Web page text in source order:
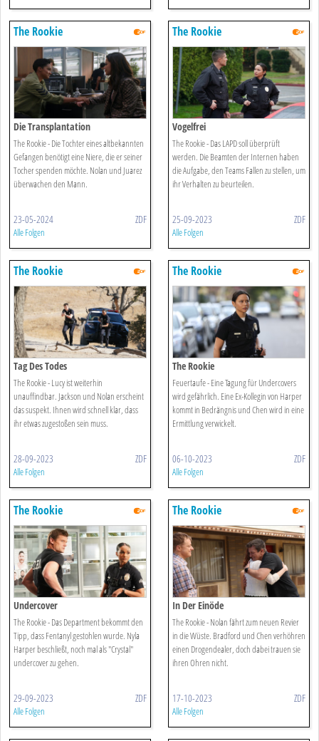
The Rookie
Die Transplantation
The Rookie - Die Tochter eines altbekannten
Gefangen benötigt eine Niere, die er seiner
Tocher spenden möchte. Nolan und Juarez
überwachen den Mann.
23-05-2024 ZDF
Alle Folgen
The Rookie
Vogelfrei
The Rookie - Das LAPD soll überprüft
werden. Die Beamten der Internen haben
die Aufgabe, den Teams Fallen zu stellen, um
ihr Verhalten zu beurteilen.
25-09-2023 ZDF
Alle Folgen
The Rookie
Tag Des Todes
The Rookie - Lucy ist weiterhin
unauffindbar. Jackson und Nolan erscheint
das suspekt. Ihnen wird schnell klar, dass
ihr etwas zugestoßen sein muss.
28-09-2023 ZDF
Alle Folgen
The Rookie
The Rookie
Feuertaufe - Eine Tagung für Undercovers
wird gefährlich. Eine Ex-Kollegin von Harper
kommt in Bedrängnis und Chen wird in eine
Ermittlung verwickelt.
06-10-2023 ZDF
Alle Folgen
The Rookie
Undercover
The Rookie - Das Department bekommt den
Tipp, dass Fentanyl gestohlen wurde. Nyla
Harper beschließt, noch mal als "Crystal"
undercover zu gehen.
29-09-2023 ZDF
Alle Folgen
The Rookie
In Der Einöde
The Rookie - Nolan fährt zum neuen Revier
in die Wüste. Bradford und Chen verhöhren
einen Drogendealer, doch dabei trauen sie
ihren Ohren nicht.
17-10-2023 ZDF
Alle Folgen